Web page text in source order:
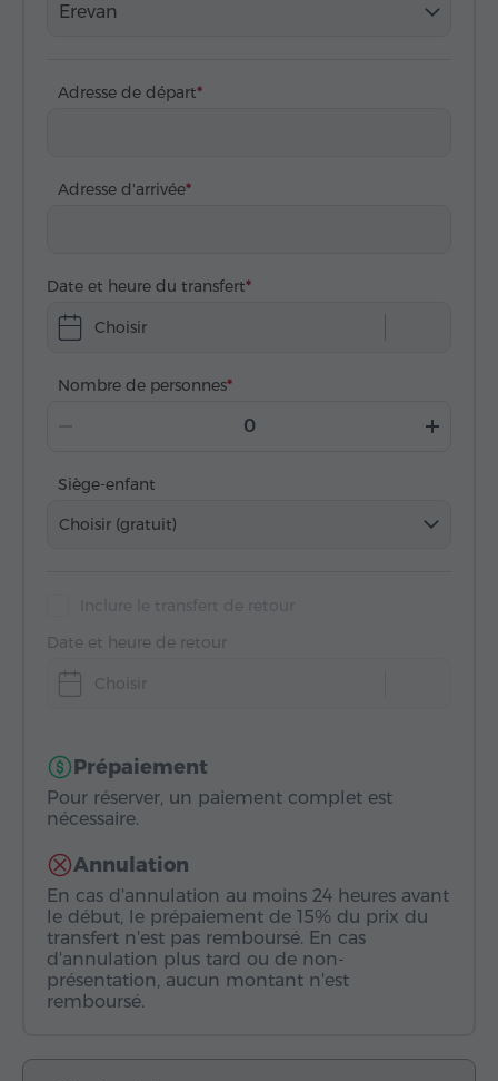
Erevan
Adresse de départ
Adresse d'arrivée
Date et heure du transfert
Choisir
Nombre de personnes
Siège-enfant
Choisir (gratuit)
Date et heure de retour
Choisir
Prépaiement
Pour réserver, un paiement complet est
nécessaire.
Annulation
En cas d'annulation au moins 24 heures avant
le début, le prépaiement de 15% du prix du
transfert n'est pas remboursé. En cas
d'annulation plus tard ou de non-
présentation, aucun montant n'est
remboursé.